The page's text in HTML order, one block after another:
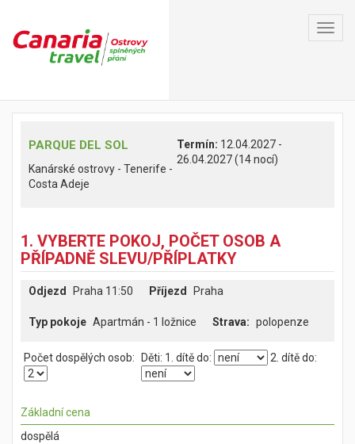
PARQUE DEL SOL
Kanárské ostrovy - Tenerife -
Costa Adeje
Termín: 12.04.2027 -
26.04.2027 (14 nocí)
1. VYBERTE POKOJ, POČET OSOB A
PŘÍPADNĚ SLEVU/PŘÍPLATKY
Odjezd Praha 11:50 Příjezd Praha
Typ pokoje Apartmán - 1 ložnice polopenze
Počet dospělých osob: Děti: 1. dítě do: 2. dítě do:
Základní cena
dospělá